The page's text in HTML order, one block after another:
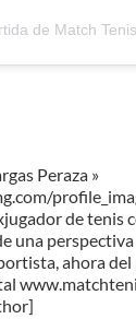
de Match
Peraza »
de tenis
una
ahora